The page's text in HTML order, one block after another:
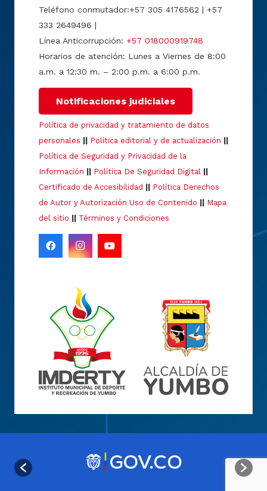
Teléfono conmutador:+57 305 4176562 | +57
333 2649496 |
Línea Anticorrupción: +57 018000919748
Horarios de atención: Lunes a Viernes de 8:00
a.m. a 12:30 m. – 2:00 p.m. a 6:00 p.m.
Notificaciones judiciales
Política de privacidad y tratamiento de datos
personales
Política editorial y de actualización
Política de Seguridad y Privacidad de la
Información
Política De Seguridad Digital
Certificado de Accesibilidad
Política Derechos
de Autor y Autorización Uso de Contenido
Mapa
del sitio
Términos y Condiciones